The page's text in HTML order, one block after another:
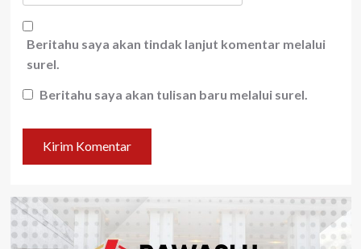
Beritahu saya akan tindak lanjut komentar melalui
surel.
Beritahu saya akan tulisan baru melalui surel.